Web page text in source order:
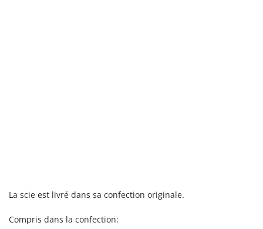
Mille
La scie est livré dans sa confection originale.
Compris dans la confection: